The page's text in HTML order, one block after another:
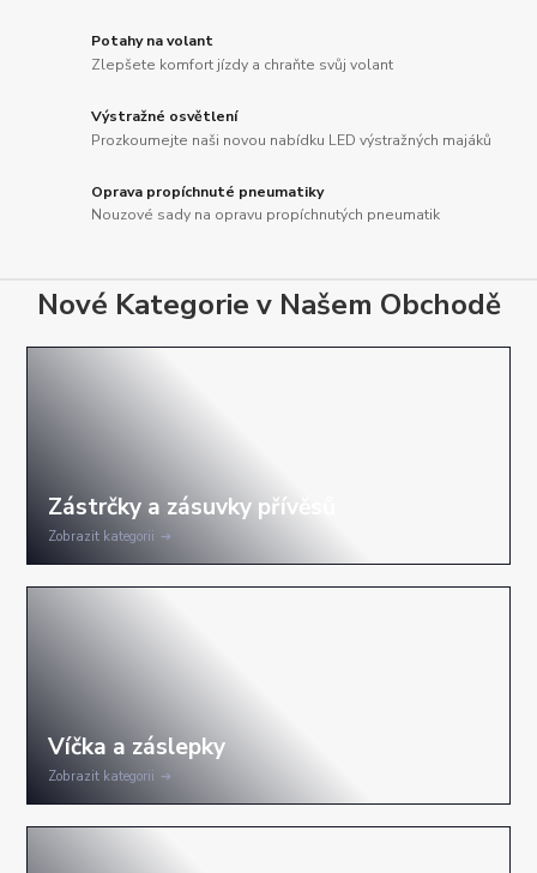
Potahy na volant
Zlepšete komfort jízdy a chraňte svůj volant
Výstražné osvětlení
Prozkoumejte naši novou nabídku LED výstražných majáků
Oprava propíchnuté pneumatiky
Nouzové sady na opravu propíchnutých pneumatik
Nové Kategorie v Našem Obchodě
Zobrazit kategorii
Zobrazit kategorii